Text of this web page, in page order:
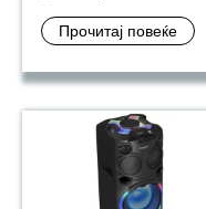
Прочитај повеќе